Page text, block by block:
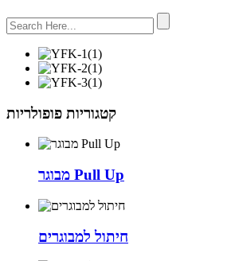
קטגוריות פופולריות
מבוגר Pull Up
חיתול למבוגרים